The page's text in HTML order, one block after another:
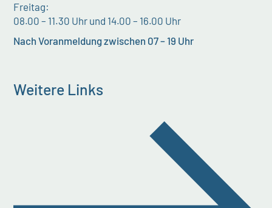
Freitag:
08.00 – 11.30 Uhr und 14.00 – 16.00 Uhr
Nach Voranmeldung zwischen 07 – 19 Uhr
Weitere Links